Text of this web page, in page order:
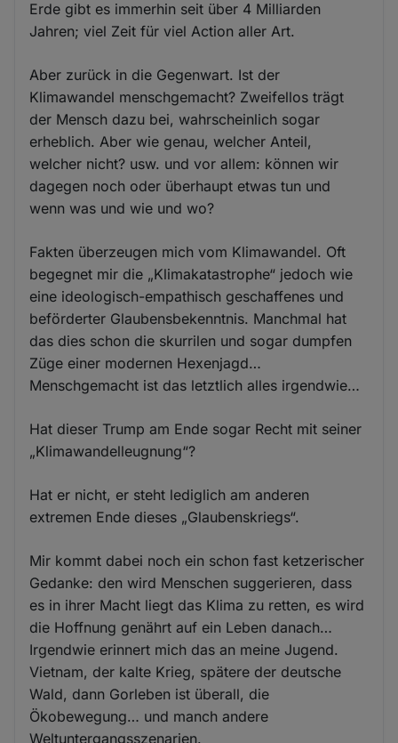
Erde gibt es immerhin seit über 4 Milliarden
Jahren; viel Zeit für viel Action aller Art.
Aber zurück in die Gegenwart. Ist der
Klimawandel menschgemacht? Zweifellos trägt
der Mensch dazu bei, wahrscheinlich sogar
erheblich. Aber wie genau, welcher Anteil,
welcher nicht? usw. und vor allem: können wir
dagegen noch oder überhaupt etwas tun und
wenn was und wie und wo?
Fakten überzeugen mich vom Klimawandel. Oft
begegnet mir die „Klimakatastrophe“ jedoch wie
eine ideologisch-empathisch geschaffenes und
beförderter Glaubensbekenntnis. Manchmal hat
das dies schon die skurrilen und sogar dumpfen
Züge einer modernen Hexenjagd…
Menschgemacht ist das letztlich alles irgendwie…
Hat dieser Trump am Ende sogar Recht mit seiner
„Klimawandelleugnung“?
Hat er nicht, er steht lediglich am anderen
extremen Ende dieses „Glaubenskriegs“.
Mir kommt dabei noch ein schon fast ketzerischer
Gedanke: den wird Menschen suggerieren, dass
es in ihrer Macht liegt das Klima zu retten, es wird
die Hoffnung genährt auf ein Leben danach…
Irgendwie erinnert mich das an meine Jugend.
Vietnam, der kalte Krieg, spätere der deutsche
Wald, dann Gorleben ist überall, die
Ökobewegung… und manch andere
Weltuntergangsszenarien.